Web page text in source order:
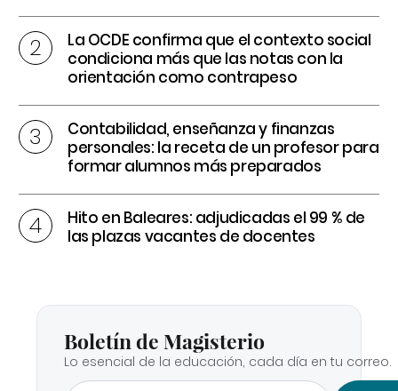
La OCDE confirma que el contexto social
condiciona más que las notas con la
orientación como contrapeso
Contabilidad, enseñanza y finanzas
personales: la receta de un profesor para
formar alumnos más preparados
Hito en Baleares: adjudicadas el 99 % de
las plazas vacantes de docentes
Boletín de Magisterio
Lo esencial de la educación, cada día en tu correo.